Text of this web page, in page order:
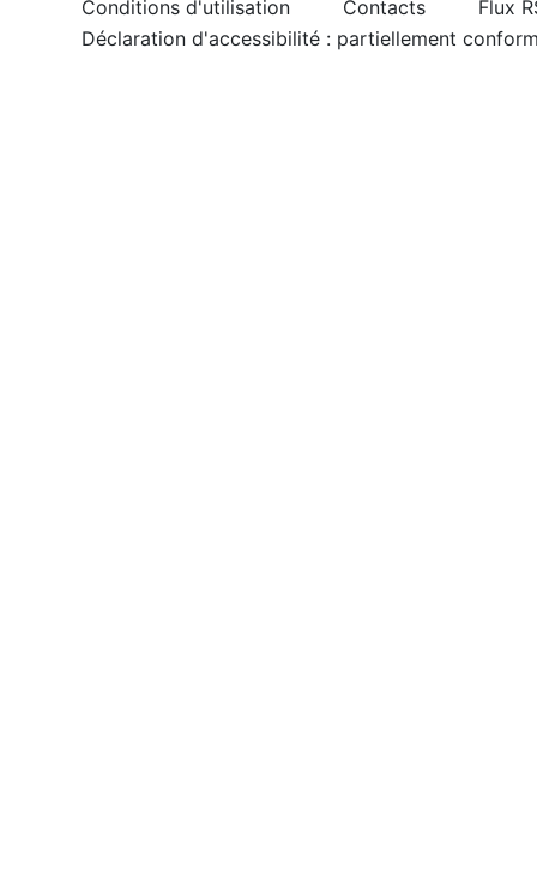
Conditions d'utilisation Contacts
Flux
Déclaration d'accessibilité : partiellement